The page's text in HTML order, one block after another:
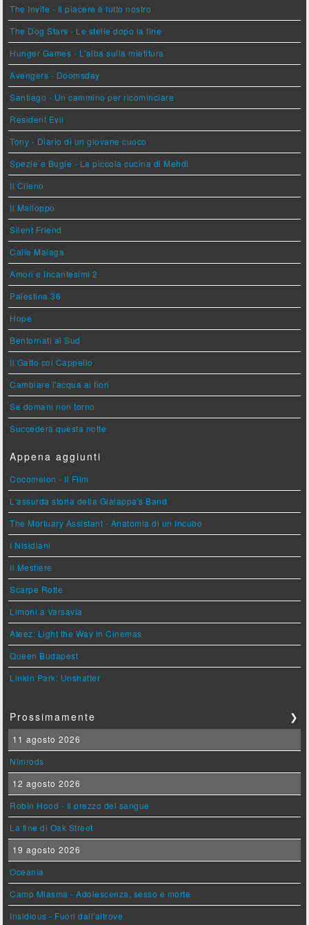
The Invite - Il piacere è tutto nostro
The Dog Stars - Le stelle dopo la fine
Hunger Games - L'alba sulla mietitura
Avengers - Doomsday
Santiago - Un cammino per ricominciare
Resident Evil
Tony - Diario di un giovane cuoco
Spezie e Bugie - La piccola cucina di Mehdi
Il Cileno
Il Malloppo
Silent Friend
Calle Malaga
Amori e Incantesimi 2
Palestina 36
Hope
Bentornati al Sud
Il Gatto col Cappello
Cambiare l'acqua ai fiori
Se domani non torno
Succederà questa notte
Appena aggiunti
Cocomelon - Il Film
L'assurda storia della Gialappa's Band
The Mortuary Assistant - Anatomia di un Incubo
I Nisidiani
Il Mestiere
Scarpe Rotte
Limoni a Varsavia
Ateez: Light the Way in Cinemas
Queen Budapest
Linkin Park: Unshatter
Prossimamente ❯
11 agosto 2026
Nimrods
12 agosto 2026
Robin Hood - Il prezzo del sangue
La fine di Oak Street
19 agosto 2026
Oceania
Camp Miasma - Adolescenza, sesso e morte
Insidious - Fuori dall'altrove